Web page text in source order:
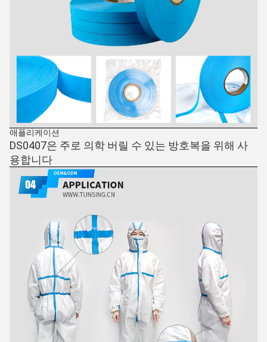
애플리케이션
DS0407은 주로 의학 버릴 수 있는 방호복을 위해 사
용합니다